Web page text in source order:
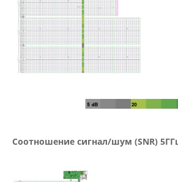
Соотношение сигнал/шум (SNR)